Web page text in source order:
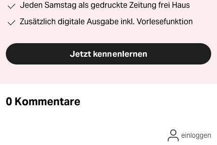
Jeden Samstag als gedruckte Zeitung frei Haus
Zusätzlich digitale Ausgabe inkl. Vorlesefunktion
Jetzt kennenlernen
0 Kommentare
einloggen